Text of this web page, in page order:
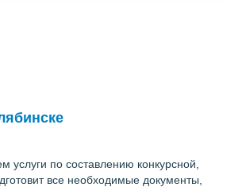
услуги по составлению конкурсной,
все необходимые документы,